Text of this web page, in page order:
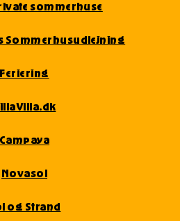
sommerhuse
Sommerhusudlejning
Feriering
Campaya
Novasol
og Strand